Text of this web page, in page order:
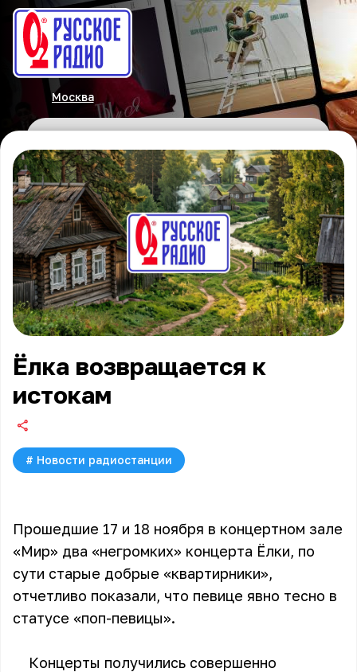
Москва
Ёлка возвращается к
истокам
# Новости радиостанции
Прошедшие 17 и 18 ноября в концертном зале
«Мир» два «негромких» концерта Ёлки, по
сути старые добрые «квартирники»,
отчетливо показали, что певице явно тесно в
статусе «поп-певицы».
Концерты получились совершенно